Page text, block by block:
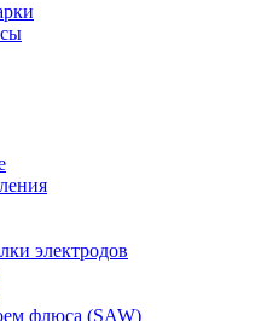
электродов
флюса (SAW)